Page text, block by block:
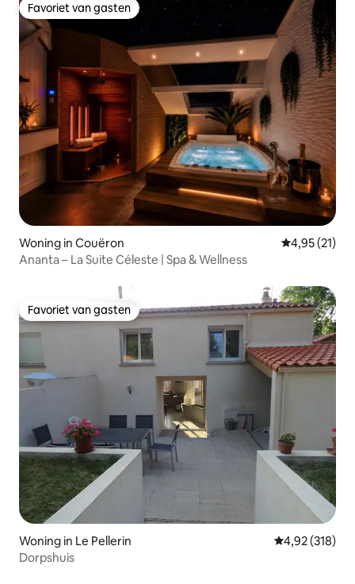
Favoriet van gasten
Favoriet van gasten
Woning in Couëron Gemiddelde
4,95 (21)
Ananta – La Suite Céleste | Spa & Wellness
Favoriet van gasten
Favoriet van gasten
Woning in Le Pellerin Gemiddelde
4,92 (318)
Dorpshuis